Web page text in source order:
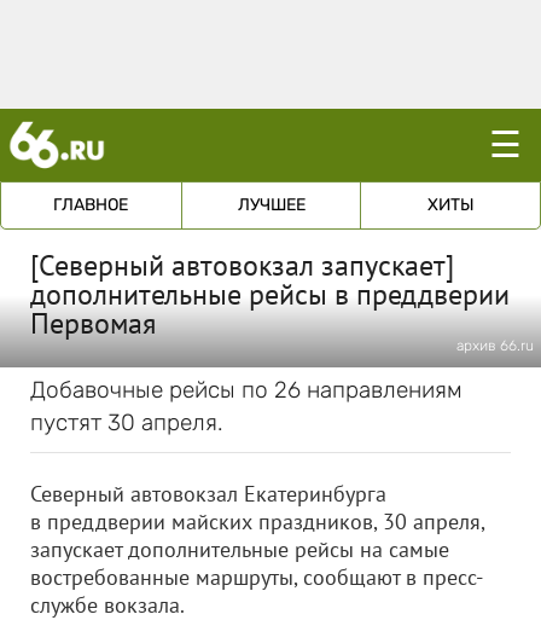
☰
ГЛАВНОЕ ЛУЧШЕЕ ХИТЫ
[Северный автовокзал запускает]
дополнительные рейсы в преддверии
Первомая
архив 66.ru
Добавочные рейсы по 26 направлениям
пустят 30 апреля.
Северный автовокзал Екатеринбурга
в преддверии майских праздников, 30 апреля,
запускает дополнительные рейсы на самые
востребованные маршруты, сообщают в пресс-
службе вокзала.